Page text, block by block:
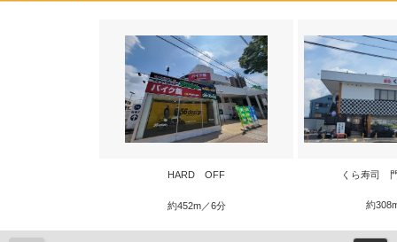
HARD OFF
約452m／6分
くら寿司
約